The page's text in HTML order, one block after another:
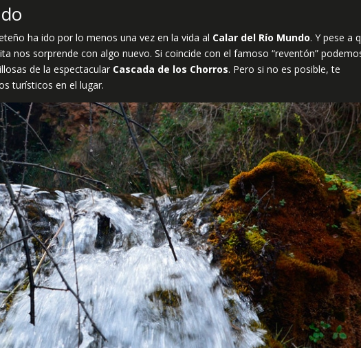
ha ido por lo menos una vez en la vida al Calar del Río Mundo. Y pese a
nos sorprende con algo nuevo. Si coincide con el famoso “reventón”
de la espectacular Cascada de los Chorros. Pero si no es posible, te
turísticos en el lugar.